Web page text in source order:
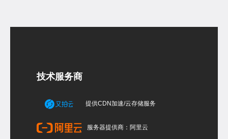
技术服务商
提供CDN加速/云存储服务
服务器提供商：阿里云